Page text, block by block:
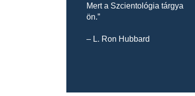
Mert a Szcientológia tárgya
ön.”
– L. Ron Hubbard